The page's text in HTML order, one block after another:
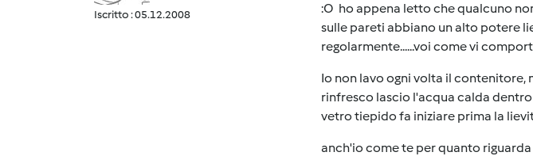
Iscritto : 05.12.2008
:O ho appena letto che qualcuno
sulle pareti abbiano un alto potere
regolarmente......voi come vi
Io non lavo ogni volta il contenitore,
rinfresco lascio l'acqua calda
vetro tiepido fa iniziare prima la
anch'io come te per quanto riguarda